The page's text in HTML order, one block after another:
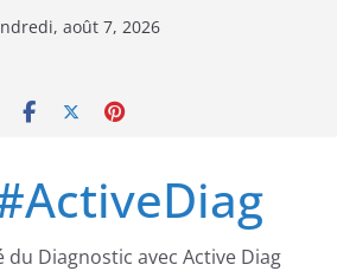
août 7, 2026
Diagnostic avec Active Diag